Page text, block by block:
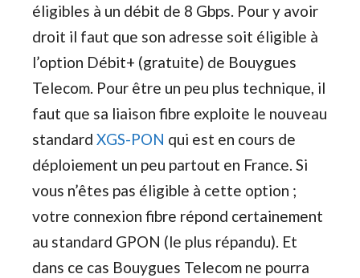
éligibles à un débit de 8 Gbps. Pour y avoir
droit il faut que son adresse soit éligible à
l’option Débit+ (gratuite) de Bouygues
Telecom. Pour être un peu plus technique, il
faut que sa liaison fibre exploite le nouveau
standard XGS-PON qui est en cours de
déploiement un peu partout en France. Si
vous n’êtes pas éligible à cette option ;
votre connexion fibre répond certainement
au standard GPON (le plus répandu). Et
dans ce cas Bouygues Telecom ne pourra